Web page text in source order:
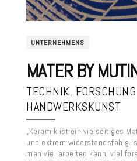
UNTERNEHMENS
MATER BY
TECHNIK,
HANDWERKSKUNST
„Keramik ist ein vielseitiges
und extrem widerstandsfähig
man viel arbeiten kann, viel